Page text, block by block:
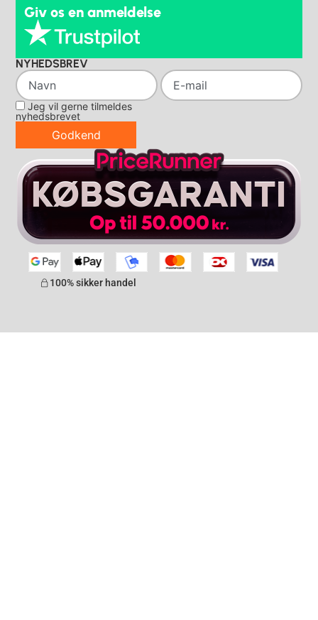
Giv os en anmeldelse
NYHEDSBREV
Jeg vil gerne tilmeldes
nyhedsbrevet
Godkend
100% sikker handel